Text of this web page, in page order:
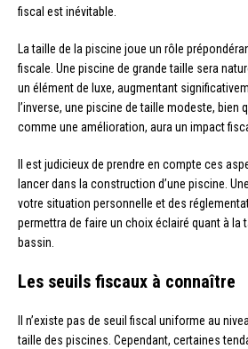
fiscal est inévitable.
La taille de la piscine joue un rôle
fiscale. Une piscine de grande taille sera
un élément de luxe, augmentant
l’inverse, une piscine de taille modeste, bien
comme une amélioration, aura un impact
Il est judicieux de prendre en compte ces
lancer dans la construction d’une piscine.
votre situation personnelle et des
permettra de faire un choix éclairé quant à la
bassin.
Les seuils fiscaux à connaître
Il n’existe pas de seuil fiscal uniforme au
taille des piscines. Cependant, certaines